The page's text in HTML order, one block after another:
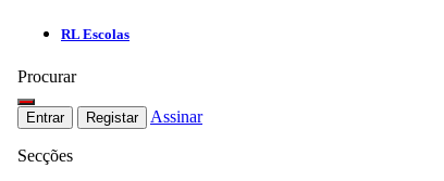
RL Escolas
Procurar
Entrar Registar Assinar
Secções